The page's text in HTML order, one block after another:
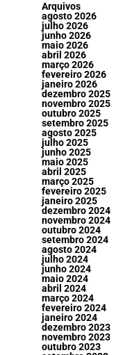
Arquivos
agosto 2026
julho 2026
junho 2026
maio 2026
abril 2026
março 2026
fevereiro 2026
janeiro 2026
dezembro 2025
novembro 2025
outubro 2025
setembro 2025
agosto 2025
julho 2025
junho 2025
maio 2025
abril 2025
março 2025
fevereiro 2025
janeiro 2025
dezembro 2024
novembro 2024
outubro 2024
setembro 2024
agosto 2024
julho 2024
junho 2024
maio 2024
abril 2024
março 2024
fevereiro 2024
janeiro 2024
dezembro 2023
novembro 2023
outubro 2023